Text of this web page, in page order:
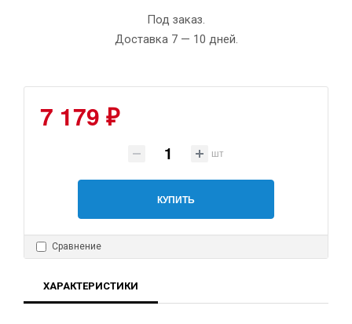
Под заказ.
Доставка 7 — 10 дней.
7 179 ₽
шт
КУПИТЬ
Сравнение
ХАРАКТЕРИСТИКИ